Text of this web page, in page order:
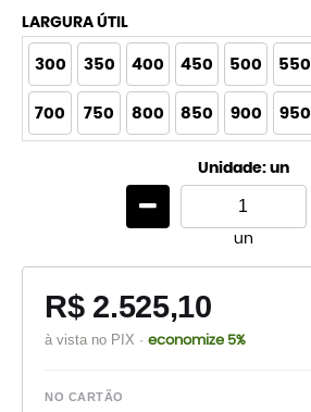
LARGURA ÚTIL
300 350 400 450 500 550
700 750 800 850 900 950
Unidade: un
un
R$ 2.525,10
à vista no PIX · economize 5%
NO CARTÃO